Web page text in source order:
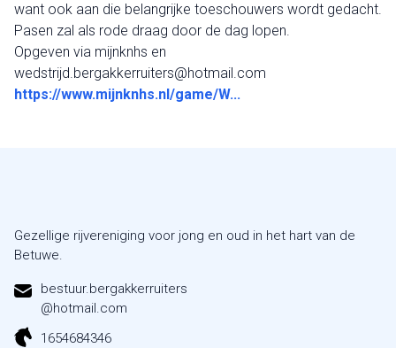
want ook aan die belangrijke toeschouwers wordt gedacht.
Pasen zal als rode draag door de dag lopen.
Opgeven via mijnknhs en
wedstrijd.bergakkerruiters@hotmail.com
https://www.mijnknhs.nl/game/W...
Gezellige rijvereniging voor jong en oud in het hart van de
Betuwe.
bestuur.bergakkerruiters
@hotmail.com
1654684346